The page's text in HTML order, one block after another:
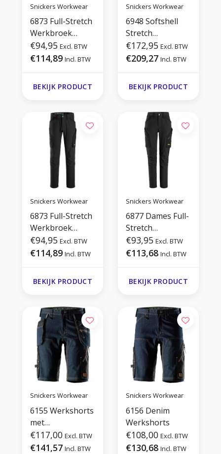
Snickers Workwear
6873 Full-Stretch
Werkbroek
Zonder
Kniezakken
€94,95 Excl. BTW
€114,89 Incl. BTW
BEKIJK PRODUCT
Snickers Workwear
6948 Softshell
Stretch
Werkbroek
€172,95 Excl. BTW
€209,27 Incl. BTW
BEKIJK PRODUCT
Snickers Workwear
6873 Full-Stretch
Werkbroek
zonder
kniezakken
€94,95 Excl. BTW
€114,89 Incl. BTW
BEKIJK PRODUCT
Snickers Workwear
6877 Dames Full-
Stretch
Werkbroek
zonder
€93,95 Excl. BTW
€113,68 Incl. BTW
BEKIJK PRODUCT
Snickers Workwear
6155 Werkshorts
met
Holsterzakken
€117,00 Excl. BTW
€141,57 Incl. BTW
Snickers Workwear
6156 Denim
Werkshorts
€108,00 Excl. BTW
€130,68 Incl. BTW